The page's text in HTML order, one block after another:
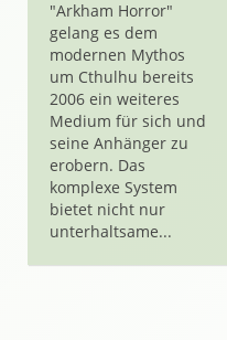
"Arkham Horror"
gelang es dem
modernen Mythos
um Cthulhu bereits
2006 ein weiteres
Medium für sich und
seine Anhänger zu
erobern. Das
komplexe System
bietet nicht nur
unterhaltsame...